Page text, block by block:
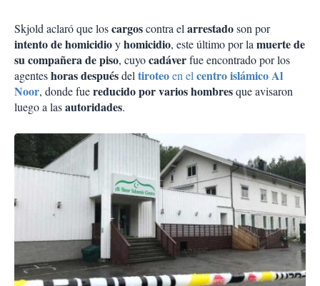
Skjold aclaró que loscargoscontra el arrestadoson por
intento de homicidioyhomicidio, este último por la muerte de
su compañera de piso, cuyocadáverfue encontrado por los
agenteshoras despuésdel tiroteoen el centro islámico Al
Noor, donde fuereducido por varios hombresque avisaron
luego a lasautoridades.